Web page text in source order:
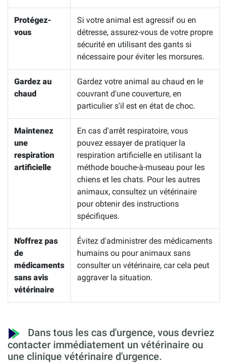
Protégez-
vous
Si votre animal est agressif ou en
détresse, assurez-vous de votre propre
sécurité en utilisant des gants si
nécessaire pour éviter les morsures.
Gardez au
chaud
Gardez votre animal au chaud en le
couvrant d'une couverture, en
particulier s'il est en état de choc.
Maintenez
une
respiration
artificielle
En cas d'arrêt respiratoire, vous
pouvez essayer de pratiquer la
respiration artificielle en utilisant la
méthode bouche-à-museau pour les
chiens et les chats. Pour les autres
animaux, consultez un vétérinaire
pour obtenir des instructions
spécifiques.
N'offrez pas
de
médicaments
sans avis
vétérinaire
Évitez d'administrer des médicaments
humains ou pour animaux sans
consulter un vétérinaire, car cela peut
aggraver la situation.
Dans tous les cas d'urgence, vous devriez
contacter immédiatement un vétérinaire ou
une clinique vétérinaire d'urgence.